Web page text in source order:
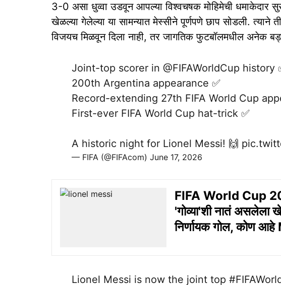
3-0 असा धुव्वा उडवून आपल्या विश्वचषक मोहिमेची धमाकेदार
खेळल्या गेलेल्या या सामन्यात मेस्सीने पूर्णपणे छाप सोडली.
विजयच मिळवून दिला नाही, तर जागतिक फुटबॉलमधील अनेक
Joint-top scorer in @FIFAWorldCup history
200th Argentina appearance ✅
Record-extending 27th FIFA World Cup
First-ever FIFA World Cup hat-trick ✅
A historic night for Lionel Messi! 🙌
— FIFA (@FIFAcom) June 17, 2026
FIFA World Cup
'गोव्या'शी नातं असलेला
निर्णायक गोल, कोण
Lionel Messi is now the joint top